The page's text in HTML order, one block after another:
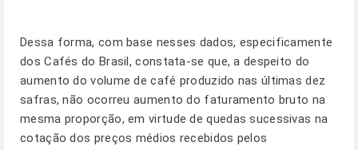
Dessa forma, com base nesses dados, especificamente
dos Cafés do Brasil, constata-se que, a despeito do
aumento do volume de café produzido nas últimas dez
safras, não ocorreu aumento do faturamento bruto na
mesma proporção, em virtude de quedas sucessivas na
cotação dos preços médios recebidos pelos